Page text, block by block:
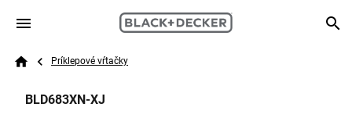
Skip to main content
Search
Breadcrumb
Príklepové vŕtačky
BLD683XN-XJ